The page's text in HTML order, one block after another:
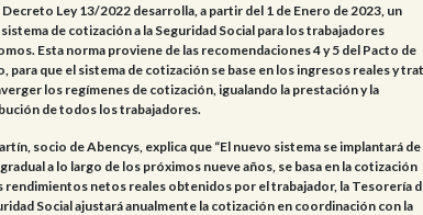
Decreto Ley 13/2022 desarrolla, a partir del 1 de Enero de 2023, un
de cotización a la Seguridad Social para los trabajadores
Esta norma proviene de las recomendaciones 4 y 5 del Pacto de
para que el sistema de cotización se base en los ingresos reales y
los regímenes de cotización, igualando la prestación y la
de todos los trabajadores.
socio de Abencys, explica que “El nuevo sistema se implantará de
a lo largo de los próximos nueve años, se basa en la cotización
rendimientos netos reales obtenidos por el trabajador, la Tesorería
Social ajustará anualmente la cotización en coordinación con la